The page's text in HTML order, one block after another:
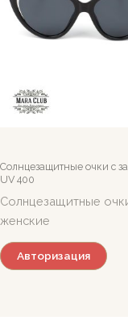
Солнцезащитные очки c
UV 400
Солнцезащитные
женские
Авторизация